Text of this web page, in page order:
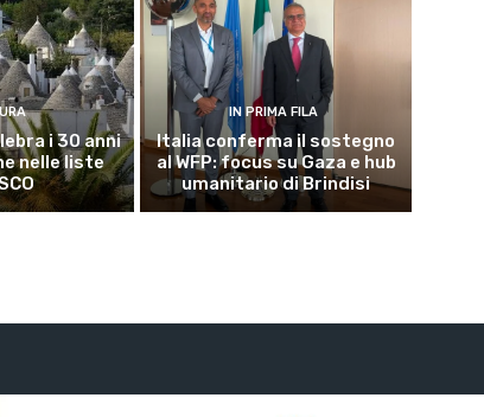
i 30 anni
nelle liste
IN PRIMA FILA
Italia conferma il sostegno
al WFP: focus su Gaza e hub
umanitario di Brindisi